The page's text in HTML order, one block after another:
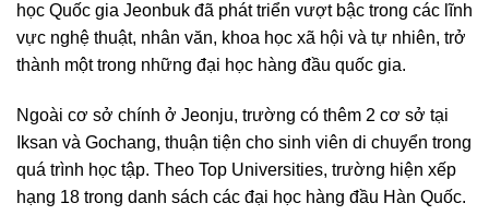
học Quốc gia Jeonbuk đã phát triển vượt bậc trong các lĩnh
vực nghệ thuật, nhân văn, khoa học xã hội và tự nhiên, trở
thành một trong những đại học hàng đầu quốc gia.
Ngoài cơ sở chính ở Jeonju, trường có thêm 2 cơ sở tại
Iksan và Gochang, thuận tiện cho sinh viên di chuyển trong
quá trình học tập. Theo Top Universities, trường hiện xếp
hạng 18 trong danh sách các đại học hàng đầu Hàn Quốc.